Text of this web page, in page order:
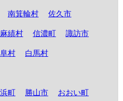
南箕輪村 佐久市
麻績村 信濃町 諏訪市
村 白馬村
町 勝山市 おおい町